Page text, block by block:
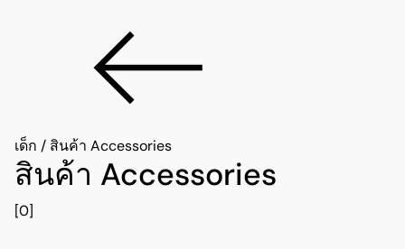
เด็ก / สินค้า Accessories
สินค้า Accessories
[0]